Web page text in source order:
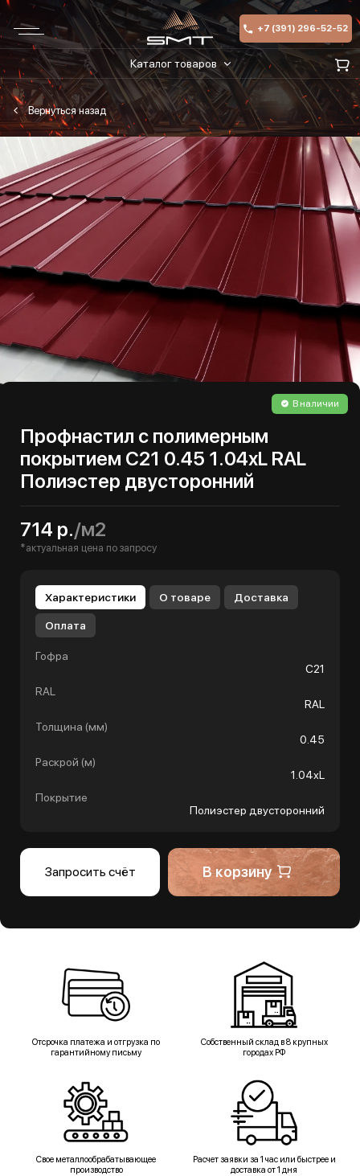
+7 (391) 296-52-52
Каталог товаров
В наличии
Профнастил с полимерным
покрытием С21 0.45 1.04хL RAL
Полиэстер двусторонний
714 р./м2
*актуальная цена по запросу
Характеристики О товаре Доставка
Оплата
Гофра
С21
RAL
RAL
Толщина (мм)
0.45
Раскрой (м)
1.04хL
Покрытие
Полиэстер двусторонний
Запросить счёт В корзину
Отсрочка платежа и отгрузка по
гарантийному письму
Собственный склад в 8 крупных
городах РФ
Свое металлообрабатывающее
производство
Расчет заявки за 1 час или быстрее и
доставка от 1 дня